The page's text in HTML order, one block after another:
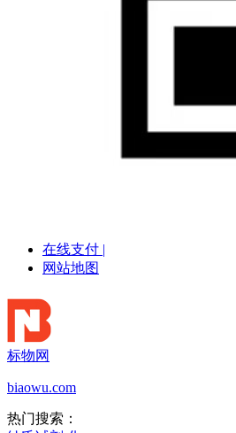
在线支付 |
网站地图
标物网
biaowu.com
热门搜索：